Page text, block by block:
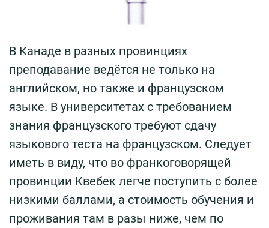
В Канаде в разных провинциях
преподавание ведётся не только на
английском, но также и французском
языке. В университетах с требованием
знания французского требуют сдачу
языкового теста на французском. Следует
иметь в виду, что во франкоговорящей
провинции Квебек легче поступить с более
низкими баллами, а стоимость обучения и
проживания там в разы ниже, чем по